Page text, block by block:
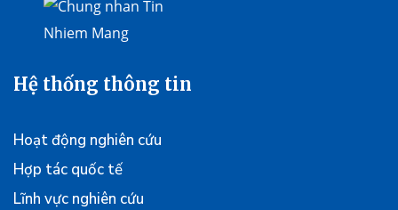
Hệ thống thông tin
Hoạt động nghiên cứu
Hợp tác quốc tế
Lĩnh vực nghiên cứu